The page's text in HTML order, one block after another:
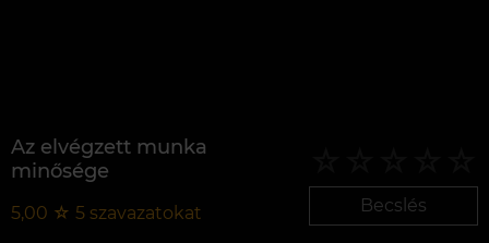
Az elvégzett munka
minősége
5,00 ☆ 5 szavazatokat Becslés